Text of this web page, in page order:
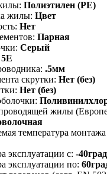
Полиэтилен (PE)
жилы: Цвет
Нет
Парная
Серый
5E
.5мм
скрутки: Нет (без)
Нет (без)
жилы
температура
эксплуатации с: -
эксплуатации по: